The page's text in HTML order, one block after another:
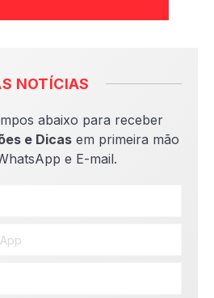
NOTÍCIAS
abaixo para receber
e Dicasem primeira mão
e E-mail.